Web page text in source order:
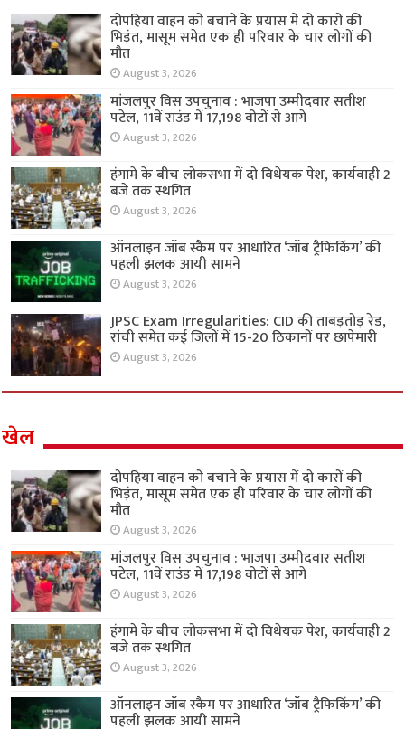
दोपहिया वाहन को बचाने के प्रयास में दो कारों की
भिड़ंत, मासूम समेत एक ही परिवार के चार लोगों की
मौत
August 3, 2026
मांजलपुर विस उपचुनाव : भाजपा उम्मीदवार सतीश
पटेल, 11वें राउंड में 17,198 वोटों से आगे
August 3, 2026
हंगामे के बीच लोकसभा में दो विधेयक पेश, कार्यवाही 2
बजे तक स्थगित
August 3, 2026
ऑनलाइन जॉब स्कैम पर आधारित ‘जॉब ट्रैफिकिंग’ की
पहली झलक आयी सामने
August 3, 2026
JPSC Exam Irregularities: CID की ताबड़तोड़ रेड,
रांची समेत कई जिलों में 15-20 ठिकानों पर छापेमारी
August 3, 2026
खेल
दोपहिया वाहन को बचाने के प्रयास में दो कारों की
भिड़ंत, मासूम समेत एक ही परिवार के चार लोगों की
मौत
August 3, 2026
मांजलपुर विस उपचुनाव : भाजपा उम्मीदवार सतीश
पटेल, 11वें राउंड में 17,198 वोटों से आगे
August 3, 2026
हंगामे के बीच लोकसभा में दो विधेयक पेश, कार्यवाही 2
बजे तक स्थगित
August 3, 2026
ऑनलाइन जॉब स्कैम पर आधारित ‘जॉब ट्रैफिकिंग’ की
पहली झलक आयी सामने